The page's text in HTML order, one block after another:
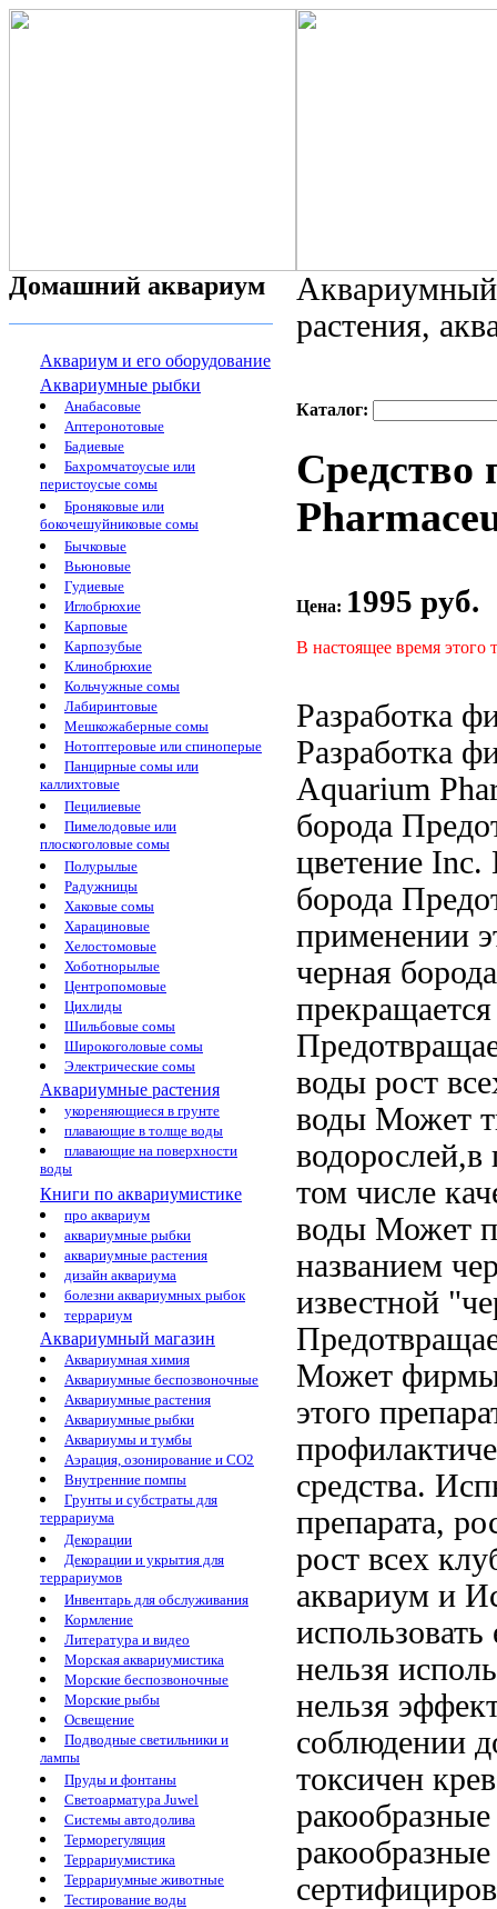
Домашний аквариум
Аквариум и его оборудование
Аквариумные рыбки
Анабасовые
Аптеронотовые
Бадиевые
Бахромчатоусые или
перистоусые сомы
Броняковые или
бокочешуйниковые сомы
Бычковые
Вьюновые
Гудиевые
Иглобрюхие
Карповые
Карпозубые
Клинобрюхие
Кольчужные сомы
Лабиринтовые
Мешкожаберные сомы
Нотоптеровые или спиноперые
Панцирные сомы или
каллихтовые
Пецилиевые
Пимелодовые или
плоскоголовые сомы
Полурылые
Радужницы
Хаковые сомы
Харациновые
Хелостомовые
Хоботнорылые
Центропомовые
Цихлиды
Шильбовые сомы
Широкоголовые сомы
Электрические сомы
Аквариумные растения
укореняющиеся в грунте
плавающие в толще воды
плавающие на поверхности
воды
Книги по аквариумистике
про аквариум
аквариумные рыбки
аквариумные растения
дизайн аквариума
болезни аквариумных рыбок
террариум
Аквариумный магазин
Аквариумная химия
Аквариумные беспозвоночные
Аквариумные растения
Аквариумные рыбки
Аквариумы и тумбы
Аэрация, озонирование и CO2
Внутренние помпы
Грунты и субстраты для
террариума
Декорации
Декорации и укрытия для
террариумов
Инвентарь для обслуживания
Кормление
Литература и видео
Морская аквариумистика
Морские беспозвоночные
Морские рыбы
Освещение
Подводные светильники и
лампы
Пруды и фонтаны
Светоарматура Juwel
Системы автодолива
Терморегуляция
Террариумистика
Террариумные животные
Тестирование воды
растения,
Каталог:
Средство
Цена: 1995 руб.
В настоящее время этого
Разработка
Разработка
Aquarium
борода
цветение
борода
применении
черная борода
прекращается
воды рост
воды Может
водорослей,в
том числе
воды Может
названием
известной
Может фирмы
этого
средства.
препарата,
рост всех
аквариум и
использовать
нельзя
нельзя
соблюдении
токсичен